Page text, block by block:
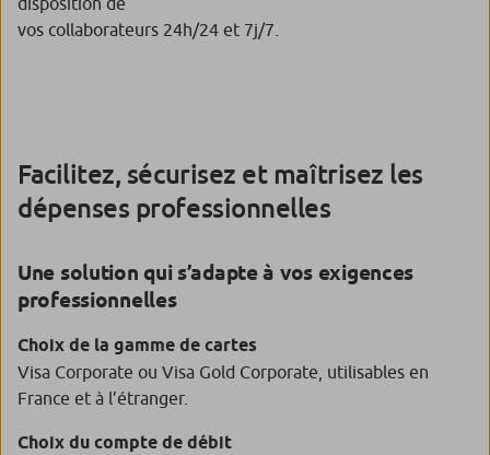
vos collaborateurs 24h/24 et 7j/7.
Facilitez, sécurisez et maîtrisez les
dépenses professionnelles
Une solution qui s’adapte à vos exigences
professionnelles
Choix de la gamme de cartes
Visa Corporate ou Visa Gold Corporate, utilisables en
France et à l’étranger.
Choix du compte de débit